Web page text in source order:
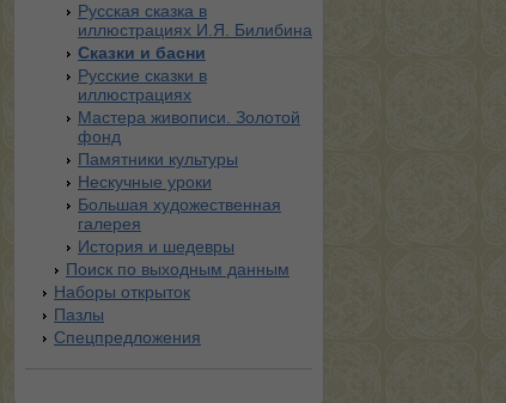
Русская сказка в
иллюстрациях И.Я. Билибина
Сказки и басни
Русские сказки в
иллюстрациях
Мастера живописи. Золотой
фонд
Памятники культуры
Нескучные уроки
Большая художественная
галерея
История и шедевры
Поиск по выходным данным
Наборы открыток
Пазлы
Спецпредложения